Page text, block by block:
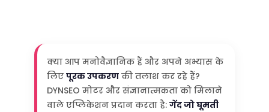
क्या आप मनोवैज्ञानिक हैं और अपने अभ्यास के
लिए पूरक उपकरणकी तलाश कर रहे हैं?
DYNSEO मोटर और संज्ञानात्मकता को मिलाने
वाले एप्लिकेशन प्रदान करता है: गेंद जो घूमती